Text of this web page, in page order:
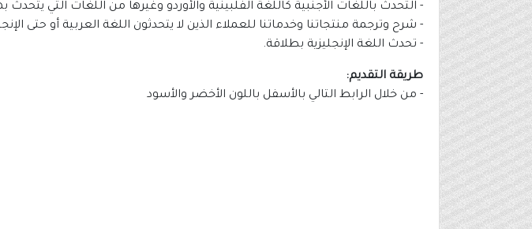
- التحدث باللغات الأجنبية كاللغة الفلبينية والأوردو وغيرها من اللغات التي يتحدث
- شرح وترجمة منتجاتنا وخدماتنا للعملاء الذين لا يتحدثون اللغة العربية أو حتى
- تحدث اللغة الإنجليزية بطلاقة.
طريقة التقديم:
- من خلال الرابط التالي بالأسفل باللون الأخضر والأسود